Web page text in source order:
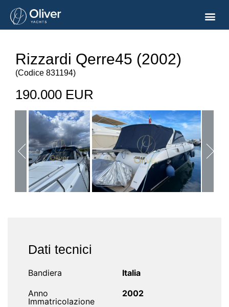
Rizzardi Qerre45 (2002)
(Codice 831194)
190.000 EUR
Dati tecnici
Bandiera
Italia
Anno
Immatricolazione
2002